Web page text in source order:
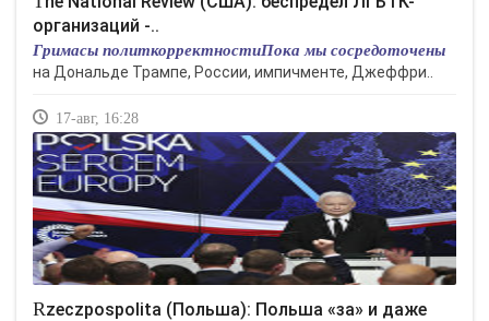
организаций -..
Гримасы политкорректностиПока мы сосредоточены
на Дональде Трампе, России, импичменте, Джеффри..
17-авг, 16:28
Rzeczpospolita (Польша): Польша «за» и даже